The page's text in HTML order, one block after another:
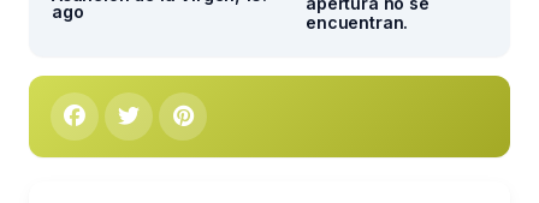
ago
encuentran.